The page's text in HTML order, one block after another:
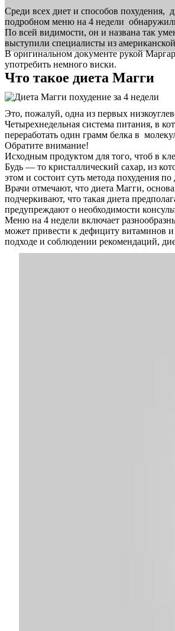
Среди всех диет и способов похудения,
подробном меню на 4 недели
По всей видимости, он и названа так
выступили специалисты из
В оригинальном документе рукой
употребить немного виски.
Что такое диета Магги
Это, пожалуй, одна из первых
Четырехнедельная система питания, в
переработать один грамм белка в
Обратите внимание!
Исходным продуктом для того, чтоб в
Будь — то кристаллический сахар, из
этом и состоит суть метода похудения
Врачи отмечают, что диета Магги,
подчеркивают, что такая диета
предупреждают о необходимости
Меню на 4 недели включает
может привести к дефициту витаминов
подходе и соблюдении рекомендаций,